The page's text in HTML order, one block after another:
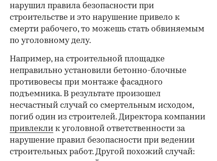
00:00
нарушил правила безопасности при
строительстве и это нарушение привело к
смерти рабочего, то можешь стать обвиняемым
по уголовному делу.
Например, на строительной площадке
неправильно установили бетонно-блочные
противовесы при монтаже фасадного
подъемника. В результате произошел
несчастный случай со смертельным исходом,
погиб один из строителей. Директора компании
привлекли к уголовной ответственности за
нарушение правил безопасности при ведении
строительных работ. Другой похожий случай: